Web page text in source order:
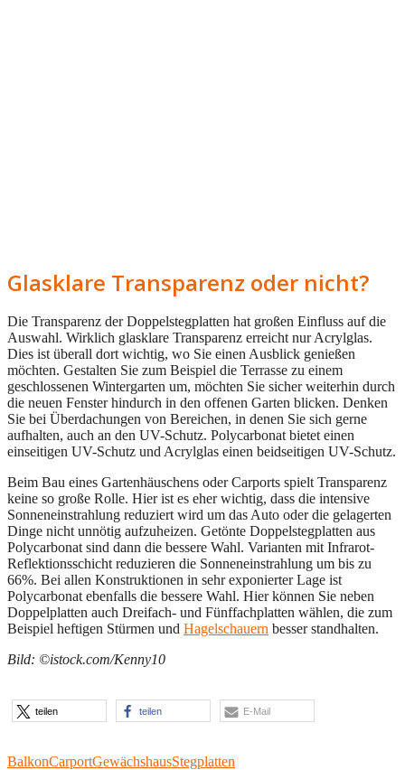
Glasklare Transparenz oder nicht?
Die Transparenz der Doppelstegplatten hat großen Einfluss auf die
Auswahl. Wirklich glasklare Transparenz erreicht nur Acrylglas.
Dies ist überall dort wichtig, wo Sie einen Ausblick genießen
möchten. Gestalten Sie zum Beispiel die Terrasse zu einem
geschlossenen Wintergarten um, möchten Sie sicher weiterhin durch
die neuen Fenster hindurch in den offenen Garten blicken. Denken
Sie bei Überdachungen von Bereichen, in denen Sie sich gerne
aufhalten, auch an den UV-Schutz. Polycarbonat bietet einen
einseitigen UV-Schutz und Acrylglas einen beidseitigen UV-Schutz.
Beim Bau eines Gartenhäuschens oder Carports spielt Transparenz
keine so große Rolle. Hier ist es eher wichtig, dass die intensive
Sonneneinstrahlung reduziert wird um das Auto oder die gelagerten
Dinge nicht unnötig aufzuheizen. Getönte Doppelstegplatten aus
Polycarbonat sind dann die bessere Wahl. Varianten mit Infrarot-
Reflektionsschicht reduzieren die Sonneneinstrahlung um bis zu
66%. Bei allen Konstruktionen in sehr exponierter Lage ist
Polycarbonat ebenfalls die bessere Wahl. Hier können Sie neben
Doppelplatten auch Dreifach- und Fünffachplatten wählen, die zum
Beispiel heftigen Stürmen und Hagelschauern besser standhalten.
Bild: ©istock.com/Kenny10
teilen teilen E-Mail
BalkonCarportGewächshausStegplatten